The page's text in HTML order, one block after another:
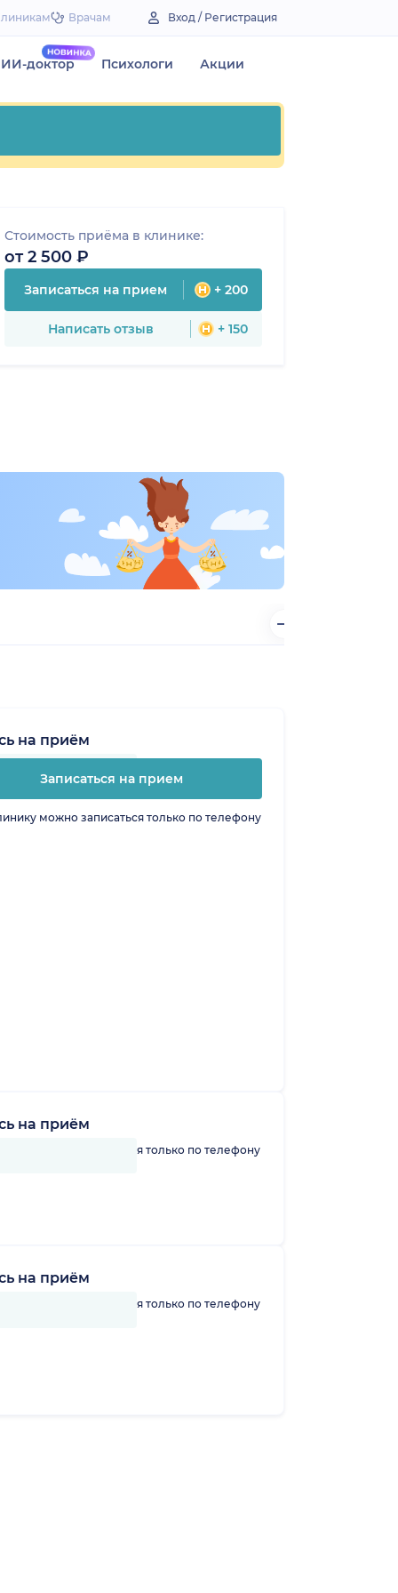
Врачам Вход / Регистрация
ИИ-доктор Психологи Акции
Стоимость приёма в клинике:
от 2 500 ₽
Записаться на прием + 200
Написать отзыв + 150
на приём
Записаться на прием
можно записаться только по телефону
на приём
можно записаться только по телефону
на приём
можно записаться только по телефону